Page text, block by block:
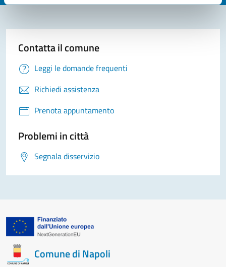
Contatta il comune
Leggi le domande frequenti
Richiedi assistenza
Prenota appuntamento
Problemi in città
Segnala disservizio
Comune di Napoli